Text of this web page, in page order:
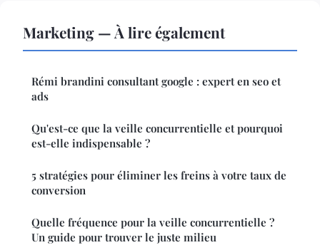
Marketing — À lire également
Rémi brandini consultant google : expert en seo et
ads
Qu'est-ce que la veille concurrentielle et pourquoi
est-elle indispensable ?
5 stratégies pour éliminer les freins à votre taux de
conversion
Quelle fréquence pour la veille concurrentielle ?
Un guide pour trouver le juste milieu